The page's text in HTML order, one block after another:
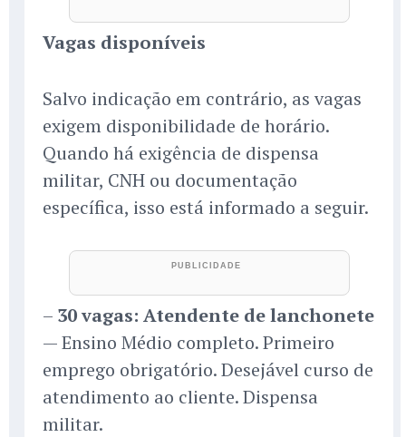
Vagas disponíveis
Salvo indicação em contrário, as vagas
exigem disponibilidade de horário.
Quando há exigência de dispensa
militar, CNH ou documentação
específica, isso está informado a seguir.
– 30 vagas: Atendente de lanchonete
— Ensino Médio completo. Primeiro
emprego obrigatório. Desejável curso de
atendimento ao cliente. Dispensa
militar.